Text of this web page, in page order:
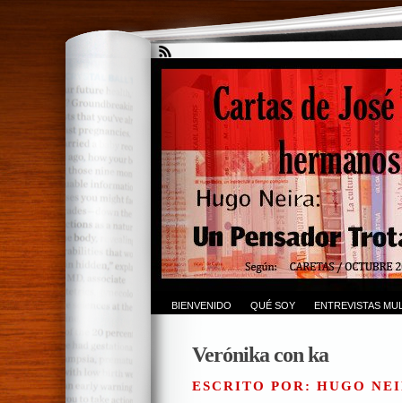
BIENVENIDO QUÉ SOY ENTREVISTAS
Verónika con ka
ESCRITO POR: HUGO